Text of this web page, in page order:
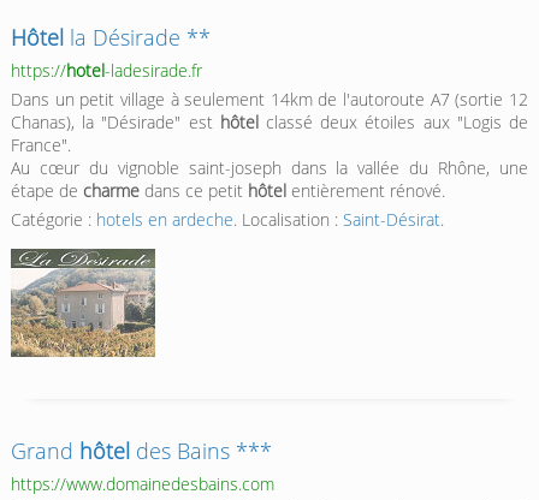
Hôtella Désirade **
https://hotel-ladesirade.fr
Dans un petit village à seulement 14km de l'autoroute A7 (sortie 12
Chanas), la "Désirade" est hôtelclassé deux étoiles aux "Logis de
France".
Au cœur du vignoble saint-joseph dans la vallée du Rhône, une
étape de charmedans ce petit hôtelentièrement rénové.
Catégorie : hotels en ardeche. Localisation : Saint-Désirat.
Grand hôteldes Bains ***
https://www.domainedesbains.com